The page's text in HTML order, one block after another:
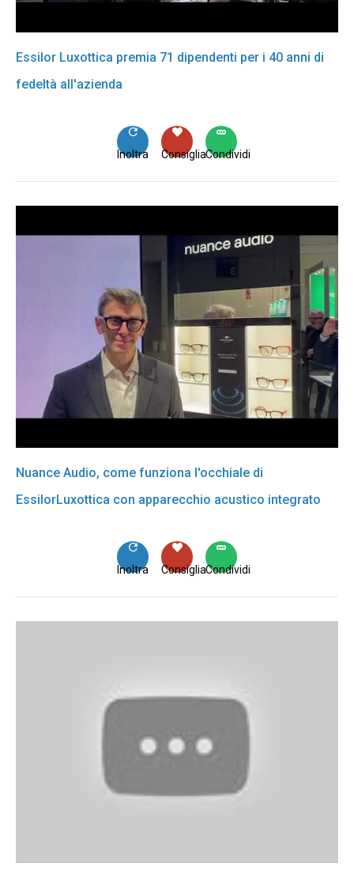
Essilor Luxottica premia 71 dipendenti per i 40 anni di
fedeltà all'azienda
Condividi
Consiglia
Inoltra
Nuance Audio, come funziona l'occhiale di
EssilorLuxottica con apparecchio acustico integrato
Condividi
Consiglia
Inoltra